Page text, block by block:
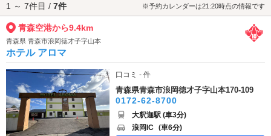
青森空港へは、青森空港・青森中央インターエリアのラブホテルからもア
クセスが便利です。
1 ～ 7件目 / 7件 ※予約カレンダーは21:20時点の情報です
青森空港から9.4km
青森県 青森市浪岡徳才子字山本
ホテル アロマ
口コミ - 件
青森県青森市浪岡徳才子字山本170-109
0172-62-8700
大釈迦駅 (車3分)
浪岡IC (車6分)